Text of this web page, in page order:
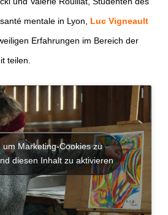
mentale in Lyon, Luc Vigneault
Erfahrungen im Bereich der
teilen.
um Marketing-Cookies zu
diesen Inhalt zu aktivieren